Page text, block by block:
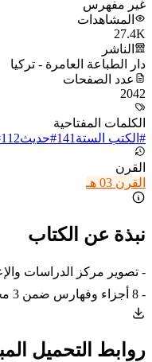
غير مفهرس
المشاهدات
27.4K
الناشر
دار الطباعة العامرة - تركيا
عدد الصفحات
2042
الكلمات المفتاحية
# الكتب الستة 141
#حديث112
القرن
القرن 03 هـ
نبذة عن الكتاب
- تصوير مركز الدراسات
- 8 أجزاء وفهارس ضمن 3 مجلدات.
روابط التحميل